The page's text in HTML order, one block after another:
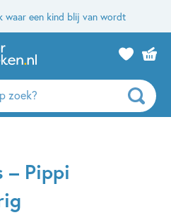
waar een kind blij van wordt
– Pippi